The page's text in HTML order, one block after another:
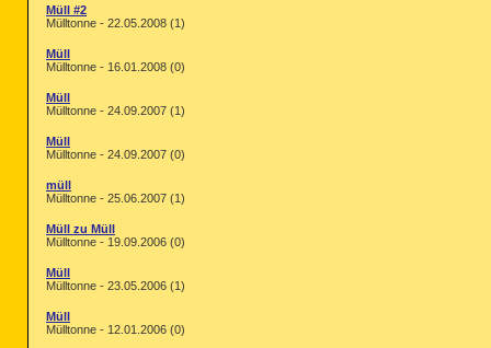
Müll #2
Mülltonne - 22.05.2008 (1)
Müll
Mülltonne - 16.01.2008 (0)
Müll
Mülltonne - 24.09.2007 (1)
Müll
Mülltonne - 24.09.2007 (0)
müll
Mülltonne - 25.06.2007 (1)
Müll zu Müll
Mülltonne - 19.09.2006 (0)
Müll
Mülltonne - 23.05.2006 (1)
Müll
Mülltonne - 12.01.2006 (0)